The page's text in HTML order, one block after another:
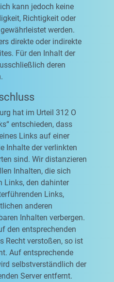
kann jedoch keine
Richtigkeit oder
werden.
direkte oder indirekte
Für den Inhalt der
deren
hat im Urteil 312 O
entschieden, dass
Links auf einer
Inhalte der verlinkten
sind. Wir distanzieren
Inhalten, die sich
Links, den dahinter
Links,
anderen
Inhalten verbergen.
den entsprechenden
Recht verstoßen, so ist
Auf entsprechende
selbstverständlich der
Server entfernt.